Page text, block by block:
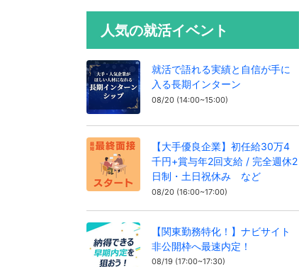
人気の就活イベント
就活で語れる実績と自信が手に
入る長期インターン
08/20 (14:00~15:00)
【大手優良企業】初任給30万4
千円+賞与年2回支給 / 完全週休2
日制・土日祝休み など
08/20 (16:00~17:00)
【関東勤務特化！】ナビサイト
非公開枠へ最速内定！
08/19 (17:00~17:30)